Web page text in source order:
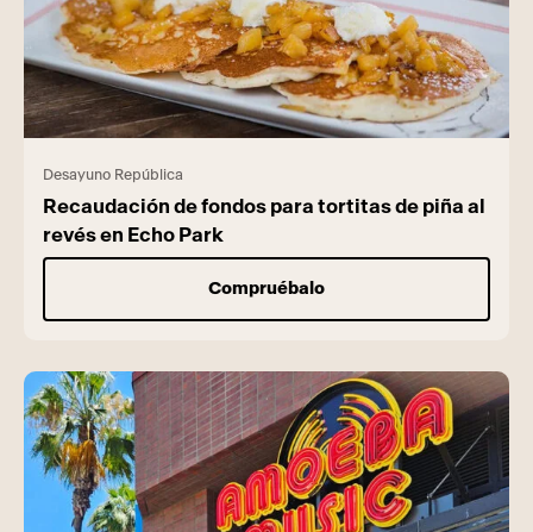
Desayuno República
Recaudación de fondos para tortitas de piña al
revés en Echo Park
Compruébalo